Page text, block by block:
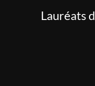
Lauréats